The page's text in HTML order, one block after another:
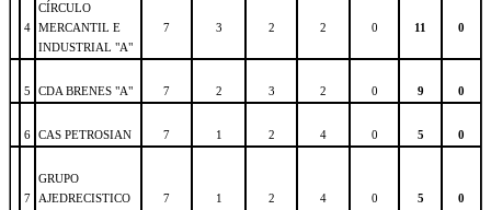
4
CÍRCULO
MERCANTIL E
INDUSTRIAL "A"
7 3 2 2 0 11 0
5 CDA BRENES "A" 7 2 3 2 0 9 0
6 CAS PETROSIAN 7 1 2 4 0 5 0
7
GRUPO
AJEDRECISTICO
7 1 2 4 0 5 0